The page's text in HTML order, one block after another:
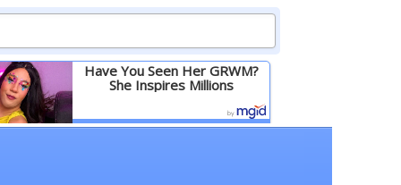
Have You Seen Her GRWM?
She Inspires Millions
Детальніше